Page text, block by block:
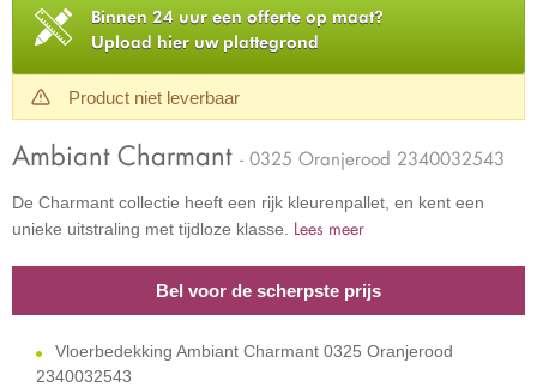
Binnen 24 uur een offerte op maat?
Upload hier uw plattegrond
Product niet leverbaar
Ambiant Charmant - 0325 Oranjerood 2340032543
De Charmant collectie heeft een rijk kleurenpallet, en kent een
unieke uitstraling met tijdloze klasse. Lees meer
Bel voor de scherpste prijs
Vloerbedekking Ambiant Charmant 0325 Oranjerood
2340032543